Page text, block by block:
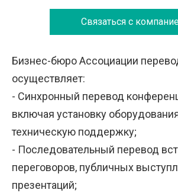
Связаться с
Бизнес-бюро Ассоциации
осуществляет:
- Синхронный перевод
включая установку
техническую поддержку;
- Последовательный перевод
переговоров, публичных
презентаций;